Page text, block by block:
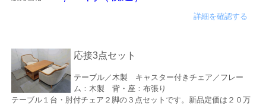
詳細を確認する
応接3点セット
テーブル／木製 キャスター付きチェア／フレー
ム：木製 背・座：布張り
テーブル１台・肘付チェア２脚の３点セットです。新品定価は２０万